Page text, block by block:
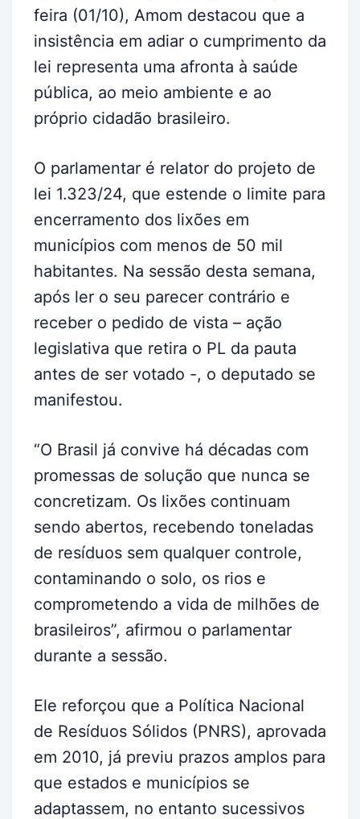
feira (01/10), Amom destacou que a
insistência em adiar o cumprimento da
lei representa uma afronta à saúde
pública, ao meio ambiente e ao
próprio cidadão brasileiro.
O parlamentar é relator do projeto de
lei 1.323/24, que estende o limite para
encerramento dos lixões em
municípios com menos de 50 mil
habitantes. Na sessão desta semana,
após ler o seu parecer contrário e
receber o pedido de vista – ação
legislativa que retira o PL da pauta
antes de ser votado -, o deputado se
manifestou.
“O Brasil já convive há décadas com
promessas de solução que nunca se
concretizam. Os lixões continuam
sendo abertos, recebendo toneladas
de resíduos sem qualquer controle,
contaminando o solo, os rios e
comprometendo a vida de milhões de
brasileiros”, afirmou o parlamentar
durante a sessão.
Ele reforçou que a Política Nacional
de Resíduos Sólidos (PNRS), aprovada
em 2010, já previu prazos amplos para
que estados e municípios se
adaptassem, no entanto sucessivos